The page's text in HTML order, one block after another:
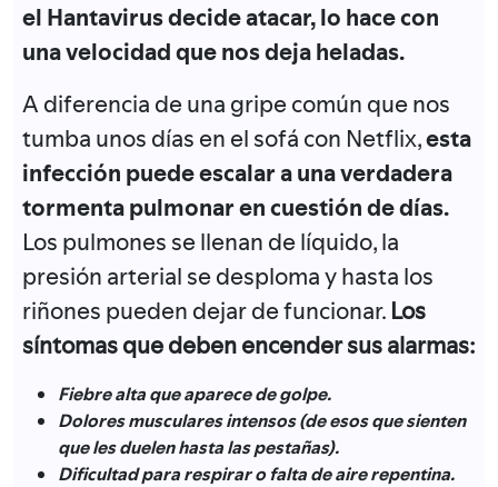
el Hantavirus decide atacar, lo hace con
una velocidad que nos deja heladas.
A diferencia de una gripe común que nos
tumba unos días en el sofá con Netflix,esta
infección puede escalar a una verdadera
tormenta pulmonaren cuestión de días.
Los pulmones se llenan de líquido, la
presión arterial se desploma y hasta los
riñones pueden dejar de funcionar. Los
síntomas que deben encender sus alarmas:
Fiebre alta que aparece de golpe.
Dolores musculares intensos (de esos que sienten
que les duelen hasta las pestañas).
Dificultad para respirar o falta de aire repentina.